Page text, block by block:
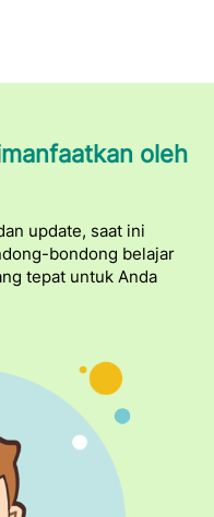
oleh
update, saat ini
bondong belajar
tepat untuk Anda